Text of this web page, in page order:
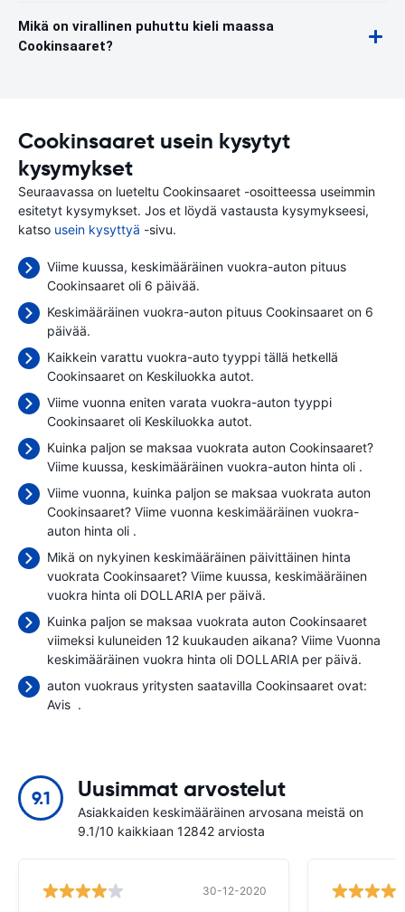
Mikä on virallinen puhuttu kieli maassa
Cookinsaaret?
Cookinsaaret usein kysytyt
kysymykset
Seuraavassa on lueteltu Cookinsaaret -osoitteessa useimmin
esitetyt kysymykset. Jos et löydä vastausta kysymykseesi,
katso usein kysyttyä -sivu.
Viime kuussa, keskimääräinen vuokra-auton pituus
Cookinsaaret oli 6 päivää.
Keskimääräinen vuokra-auton pituus Cookinsaaret on 6
päivää.
Kaikkein varattu vuokra-auto tyyppi tällä hetkellä
Cookinsaaret on Keskiluokka autot.
Viime vuonna eniten varata vuokra-auton tyyppi
Cookinsaaret oli Keskiluokka autot.
Kuinka paljon se maksaa vuokrata auton Cookinsaaret?
Viime kuussa, keskimääräinen vuokra-auton hinta oli .
Viime vuonna, kuinka paljon se maksaa vuokrata auton
Cookinsaaret? Viime vuonna keskimääräinen vuokra-
auton hinta oli .
Mikä on nykyinen keskimääräinen päivittäinen hinta
vuokrata Cookinsaaret? Viime kuussa, keskimääräinen
vuokra hinta oli DOLLARIA per päivä.
Kuinka paljon se maksaa vuokrata auton Cookinsaaret
viimeksi kuluneiden 12 kuukauden aikana? Viime Vuonna
keskimääräinen vuokra hinta oli DOLLARIA per päivä.
auton vuokraus yritysten saatavilla Cookinsaaret ovat:
Avis .
9.1 Uusimmat arvostelut
Asiakkaiden keskimääräinen arvosana meistä on
9.1/10 kaikkiaan 12842 arviosta
30-12-2020